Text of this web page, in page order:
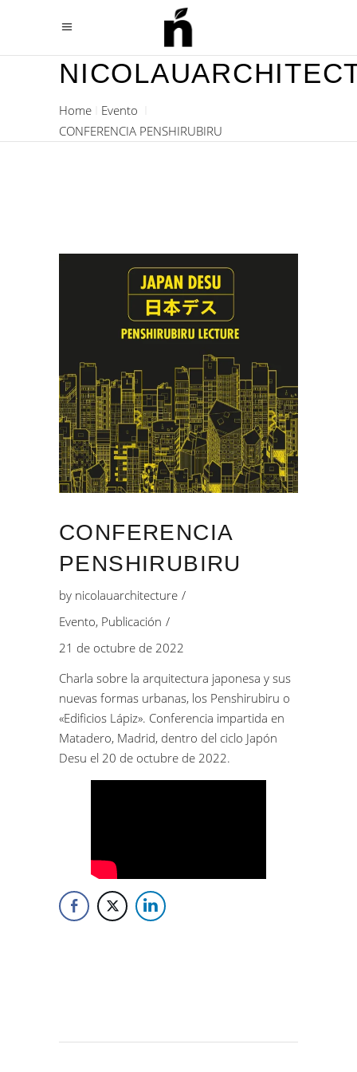
Home
Evento
CONFERENCIA PENSHIRUBIRU
CONFERENCIA
PENSHIRUBIRU
by nicolauarchitecture
Evento, Publicación
21 de octubre de 2022
Charla sobre la arquitectura japonesa y sus
nuevas formas urbanas, los Penshirubiru o
«Edificios Lápiz». Conferencia impartida en
Matadero, Madrid, dentro del ciclo Japón
Desu el 20 de octubre de 2022.